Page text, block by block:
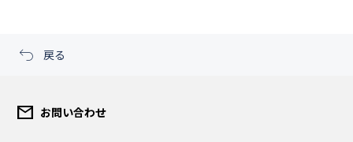
戻る
mail お問い合わせ